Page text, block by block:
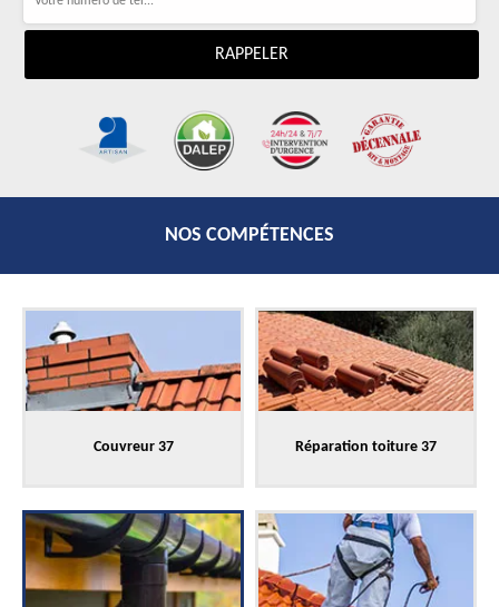
NOS COMPÉTENCES
Couvreur 37 Réparation toiture 37